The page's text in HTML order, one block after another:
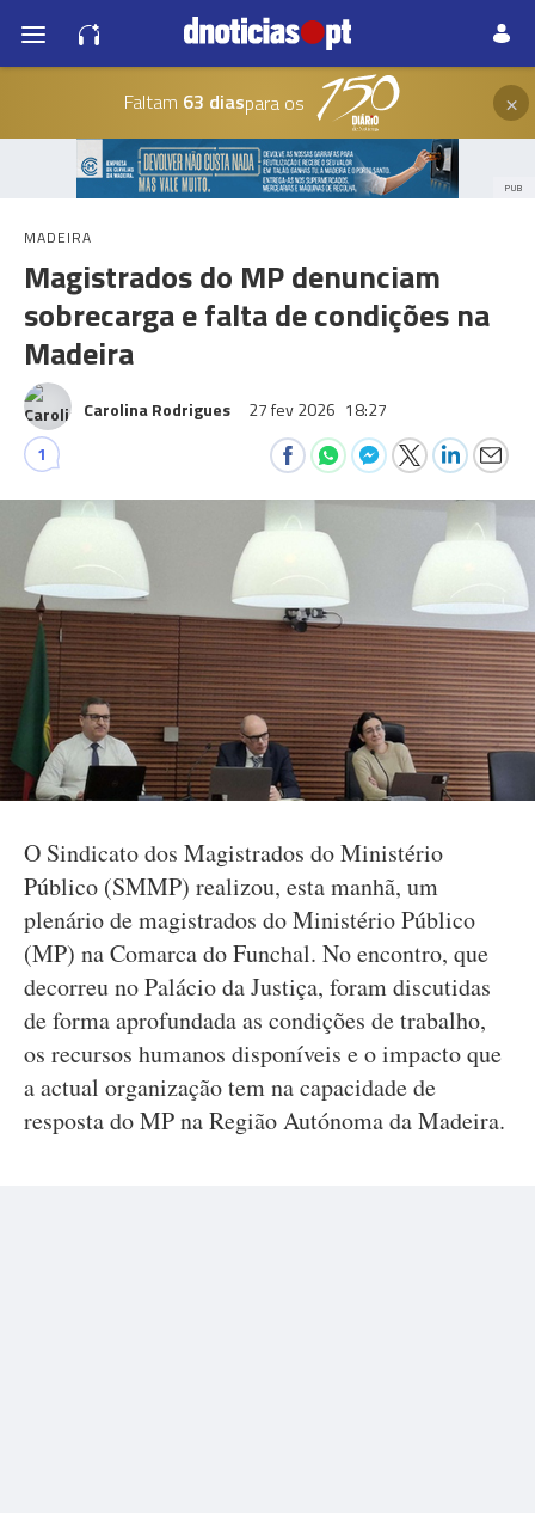
Faltam 63 diaspara os ×
PUB
MADEIRA
Magistrados do MP denunciam
sobrecarga e falta de condições na
Madeira
Carolina Rodrigues 27 fev 2026 18:27
1
O Sindicato dos Magistrados do Ministério
Público (SMMP) realizou, esta manhã, um
plenário de magistrados do Ministério Público
(MP) na Comarca do Funchal. No encontro, que
decorreu no Palácio da Justiça, foram discutidas
de forma aprofundada as condições de trabalho,
os recursos humanos disponíveis e o impacto que
a actual organização tem na capacidade de
resposta do MP na Região Autónoma da Madeira.